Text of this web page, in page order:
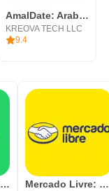
AmalDate: Arab, Eastern Dating
KREOVA TECH LLC
9.4
WhatsApp Messenger Mercado Livre: Compras online